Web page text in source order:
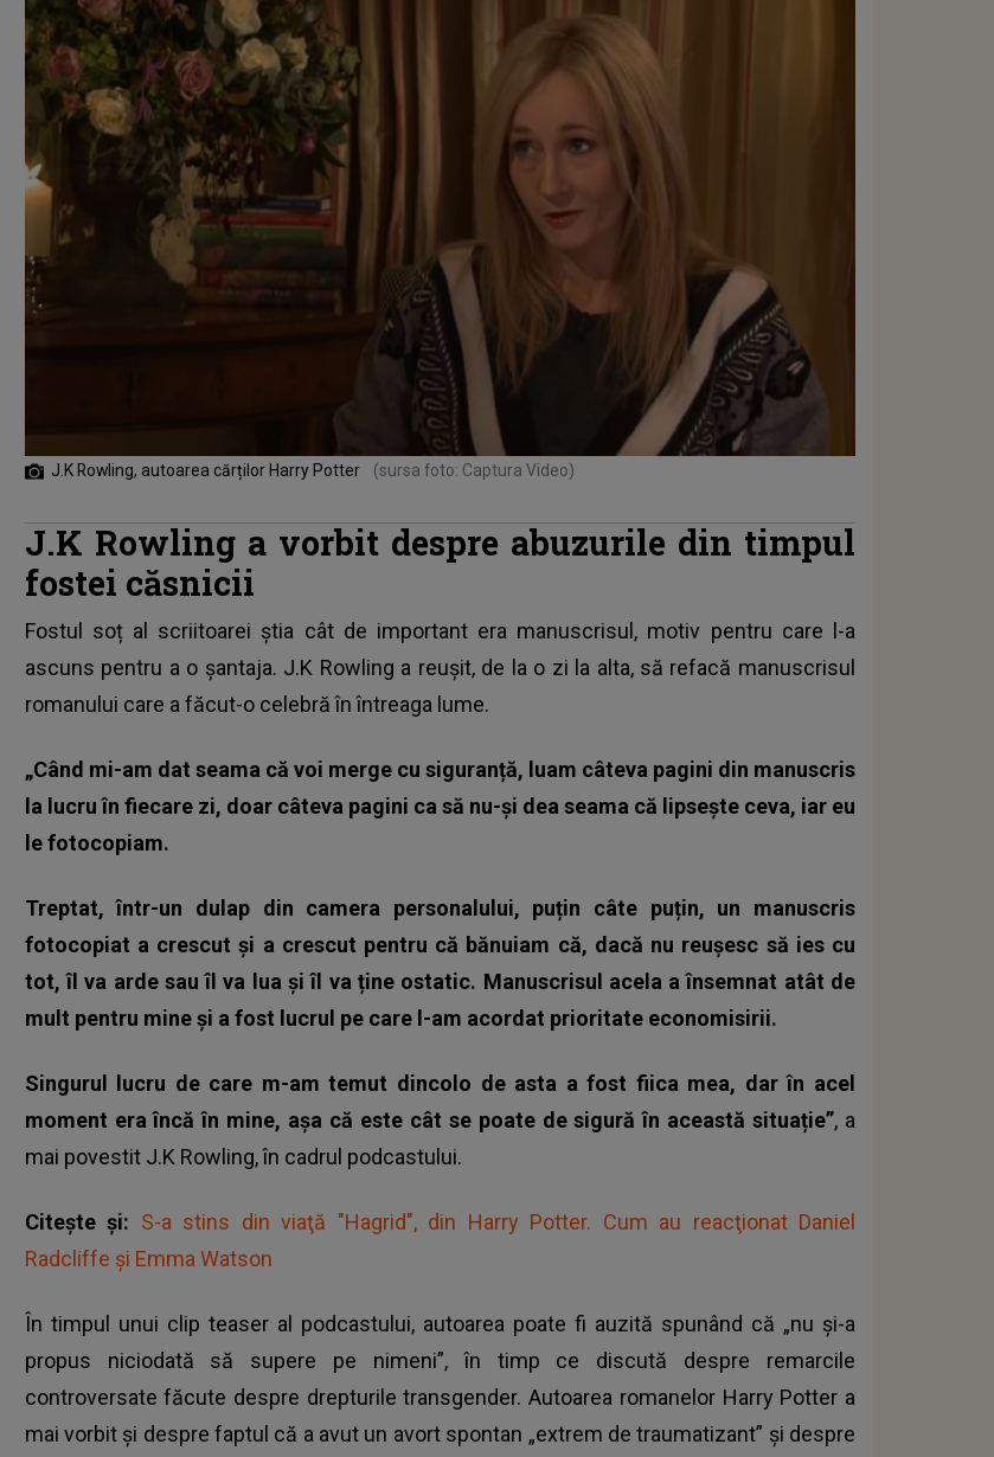
J.K Rowling, autoarea cărților Harry Potter (sursa foto: Captura Video)
J.K Rowling a vorbit despre abuzurile din timpul
fostei căsnicii
Fostul soț al scriitoarei știa cât de important era manuscrisul, motiv pentru care l-a
ascuns pentru a o șantaja. J.K Rowling a reușit, de la o zi la alta, să refacă manuscrisul
romanului care a făcut-o celebră în întreaga lume.
„Când mi-am dat seama că voi merge cu siguranță, luam câteva pagini din manuscris
la lucru în fiecare zi, doar câteva pagini ca să nu-și dea seama că lipsește ceva, iar eu
le fotocopiam.
Treptat, într-un dulap din camera personalului, puțin câte puțin, un manuscris
fotocopiat a crescut și a crescut pentru că bănuiam că, dacă nu reușesc să ies cu
tot, îl va arde sau îl va lua și îl va ține ostatic. Manuscrisul acela a însemnat atât de
mult pentru mine și a fost lucrul pe care l-am acordat prioritate economisirii.
Singurul lucru de care m-am temut dincolo de asta a fost fiica mea, dar în acel
moment era încă în mine, așa că este cât se poate de sigură în această situație”, a
mai povestit J.K Rowling, în cadrul podcastului.
Citește și: S-a stins din viaţă "Hagrid", din Harry Potter. Cum au reacţionat Daniel
Radcliffe şi Emma Watson
În timpul unui clip teaser al podcastului, autoarea poate fi auzită spunând că „nu și-a
propus niciodată să supere pe nimeni”, în timp ce discută despre remarcile
controversate făcute despre drepturile transgender. Autoarea romanelor Harry Potter a
mai vorbit și despre faptul că a avut un avort spontan „extrem de traumatizant” și despre